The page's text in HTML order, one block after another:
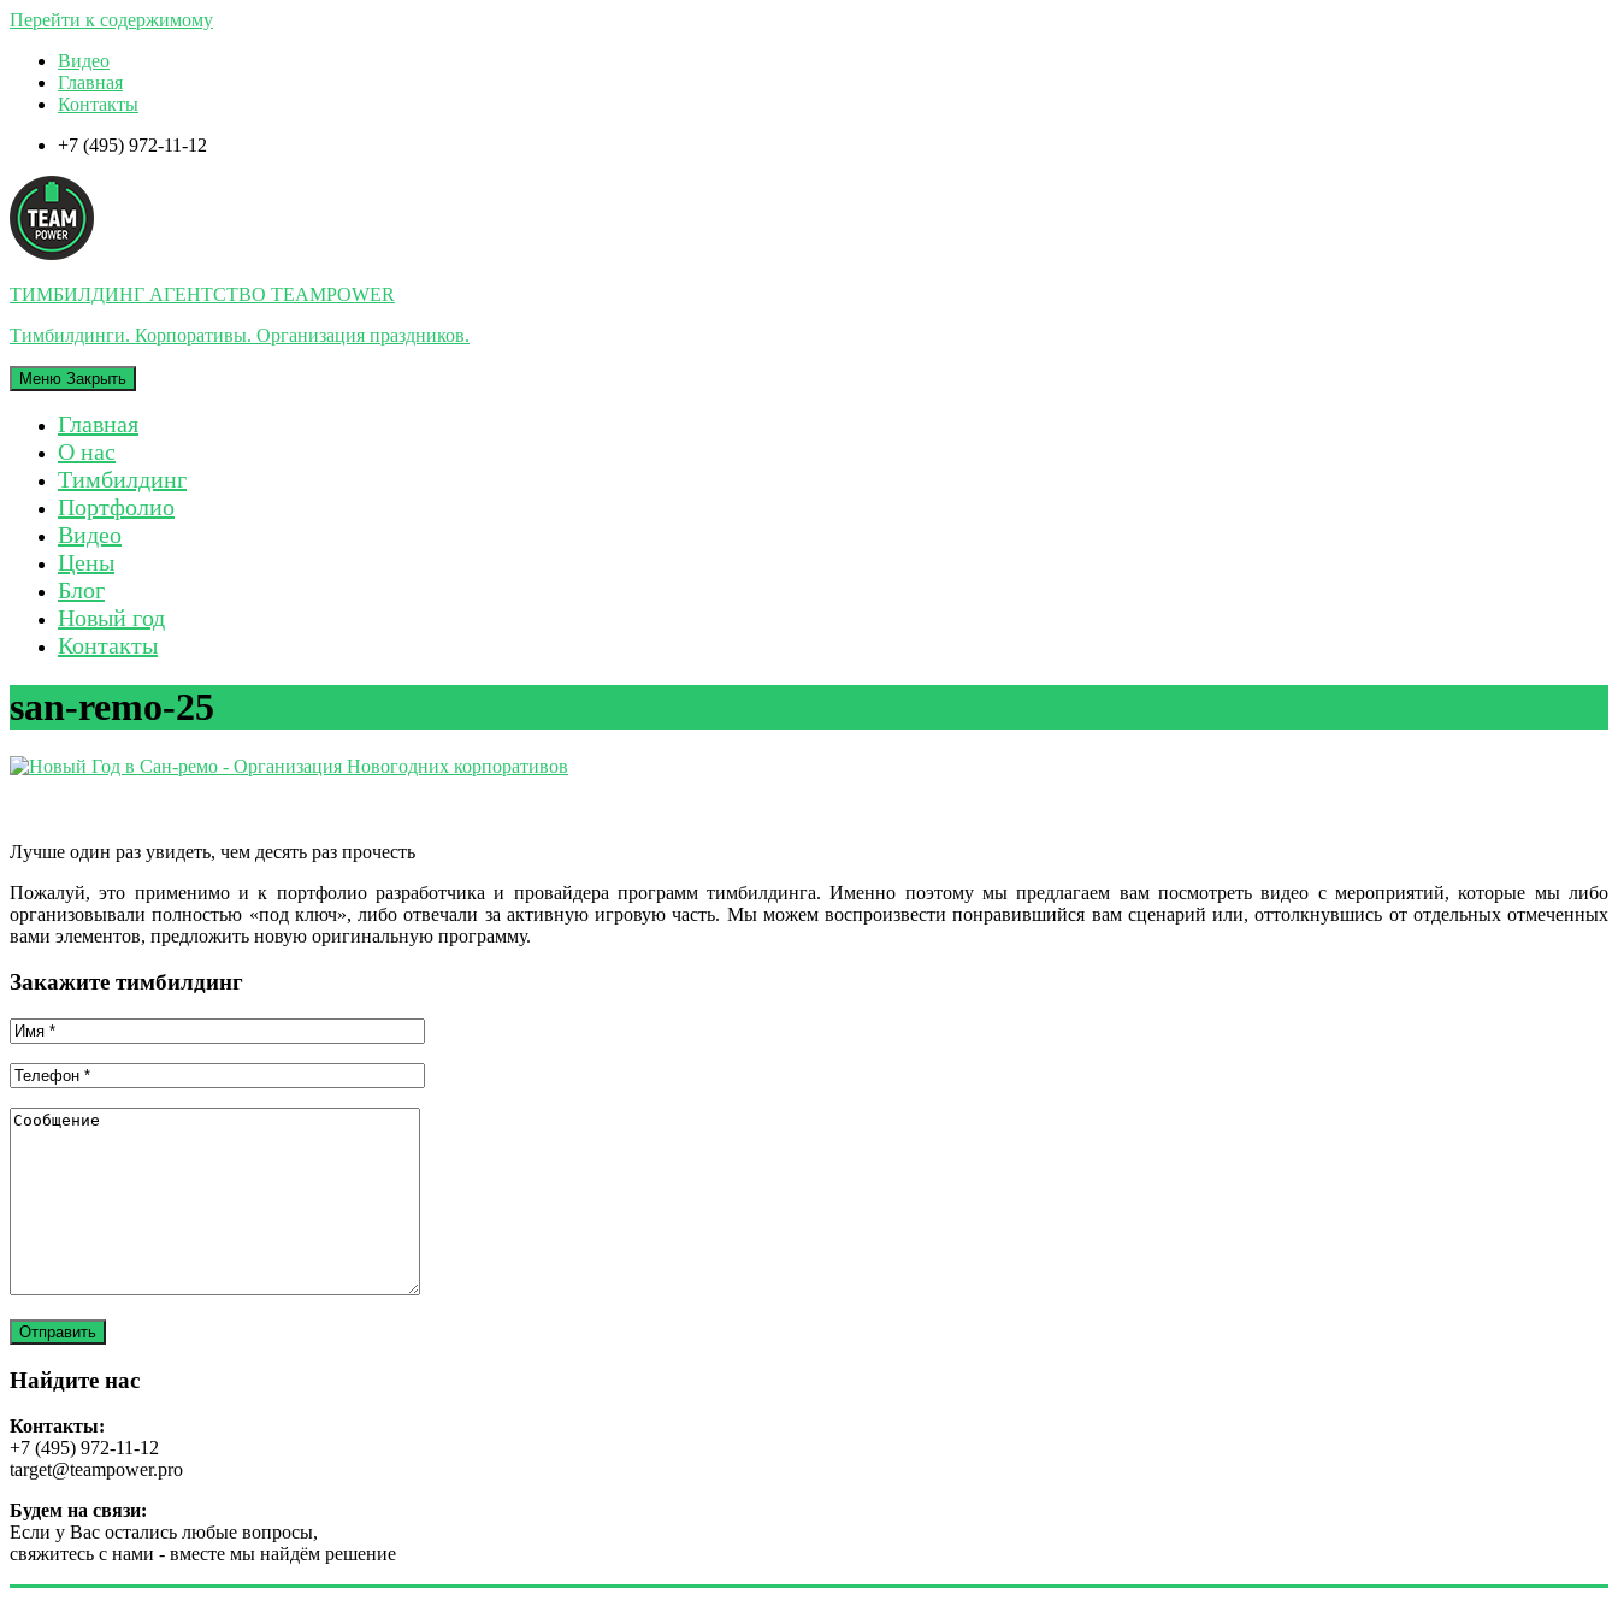
Перейти к содержимому
Видео
Главная
Контакты
+7 (495) 972-11-12
ТИМБИЛДИНГ АГЕНТСТВО TEAMPOWER
Тимбилдинги. Корпоративы. Организация праздников.
Меню Закрыть
Главная
О нас
Тимбилдинг
Портфолио
Видео
Цены
Блог
Новый год
Контакты
san-remo-25
Лучше один раз увидеть, чем десять раз прочесть
Пожалуй, это применимо и к портфолио разработчика и провайдера программ тимбилдинга. Именно поэтому мы предлагаем вам посмотреть видео с мероприятий, которые мы либо
организовывали полностью «под ключ», либо отвечали за активную игровую часть. Мы можем воспроизвести понравившийся вам сценарий или, оттолкнувшись от отдельных отмеченных
вами элементов, предложить новую оригинальную программу.
Закажите тимбилдинг
Найдите нас
Контакты:
+7 (495) 972-11-12
target@teampower.pro
Будем на связи:
Если у Вас остались любые вопросы,
свяжитесь с нами - вместе мы найдём решение